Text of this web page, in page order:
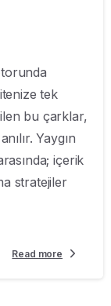
tek
bu çarklar,
Yaygın
içerik
stratejiler
Read more